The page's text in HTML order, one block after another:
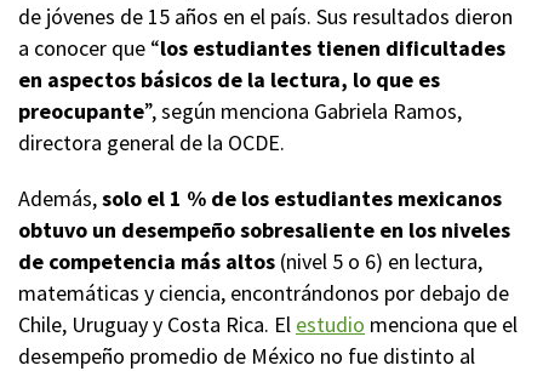
de jóvenes de 15 años en el país. Sus resultados dieron
a conocer que “los estudiantes tienen dificultades
en aspectos básicos de la lectura, lo que es
preocupante”, según menciona Gabriela Ramos,
directora general de la OCDE.
Además,solo el 1 % de los estudiantes mexicanos
obtuvo un desempeño sobresaliente en los niveles
de competencia más altos (nivel 5 o 6) en lectura,
matemáticas y ciencia, encontrándonos por debajo de
Chile, Uruguay y Costa Rica. El estudio menciona que el
desempeño promedio de México no fue distinto al